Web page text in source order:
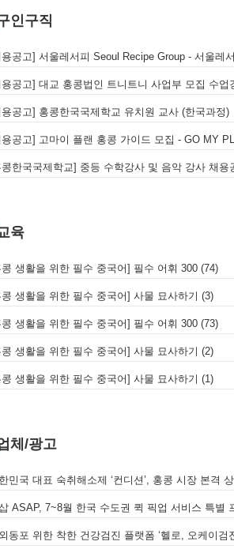
인구직
용공고] 대교 홍콩법인 트니트니 사업부 모집 수업
용공고] 홍콩한국국제학교 유치원 교사 (한국과정)
용공고] 고마이 플랜 홍콩 가이드 모집 - GO MY
콩한국국제학교] 중등 수학강사 및 음악 강사 채용
육
콩 생활을 위한 필수 중국어] 필수 어휘 300 (74)
콩 생활을 위한 필수 중국어] 사물 묘사하기 (3)
콩 생활을 위한 필수 중국어] 필수 어휘 300 (73)
콩 생활을 위한 필수 중국어] 사물 묘사하기 (2)
콩 생활을 위한 필수 중국어] 사물 묘사하기 (1)
체/광고
민국 대표 숙취해소제 ‘컨디션’, 홍콩 시장 본격
ASAP, 7~8월 한국 수도권 퀵 픽업 서비스 특별
동포 위한 착한 건강검진 플랫폼 ‘헬로, 오케이검